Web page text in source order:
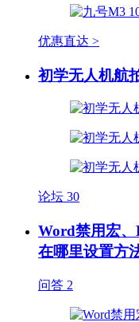
优惠直达 >
初学无人机航
论坛 30
Word禁用宏
在哪里设置方
问答 2